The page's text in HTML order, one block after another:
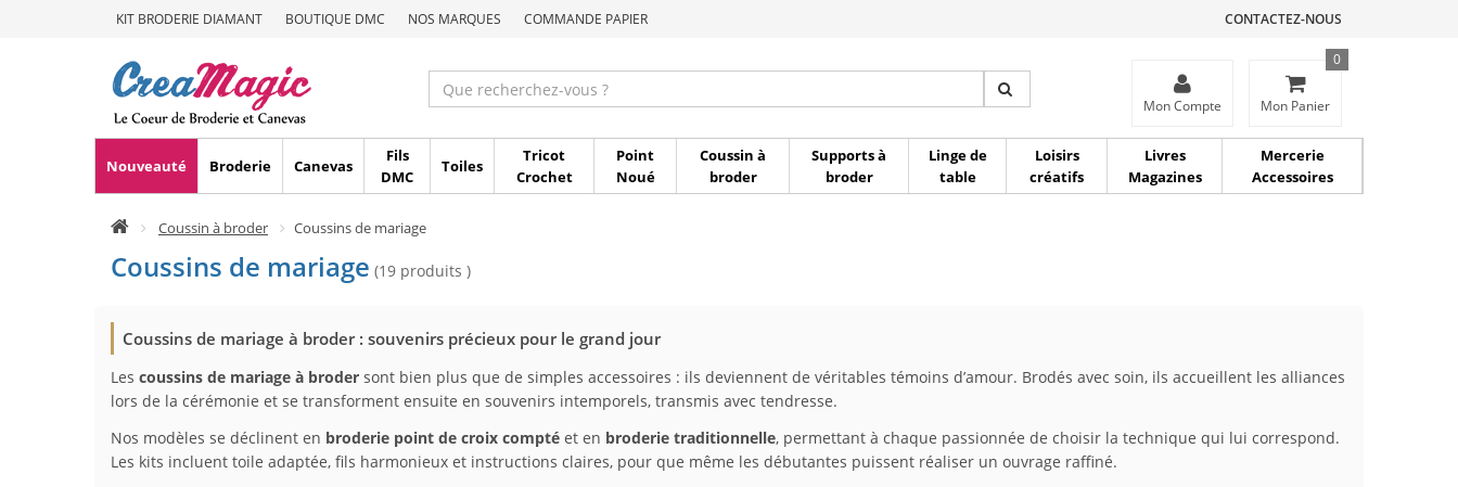
KIT BRODERIE DIAMANT BOUTIQUE DMC NOS MARQUES COMMANDE PAPIER CONTACTEZ-NOUS
Mon Compte Mon Panier
0
Nouveauté Broderie Canevas
Fils
DMC
Toiles
Tricot
Crochet
Point
Noué
Coussin à
broder
Supports à
broder
Linge de
table
Loisirs
créatifs
Livres
Magazines
Mercerie
Accessoires
Coussin à broder Coussins de mariage
Coussins de mariage (19 produits )
Coussins de mariage à broder : souvenirs précieux pour le grand jour
Les coussins de mariage à broder sont bien plus que de simples accessoires : ils deviennent de véritables témoins d’amour. Brodés avec soin, ils accueillent les alliances
lors de la cérémonie et se transforment ensuite en souvenirs intemporels, transmis avec tendresse.
Nos modèles se déclinent en broderie point de croix compté et en broderie traditionnelle, permettant à chaque passionnée de choisir la technique qui lui correspond.
Les kits incluent toile adaptée, fils harmonieux et instructions claires, pour que même les débutantes puissent réaliser un ouvrage raffiné.